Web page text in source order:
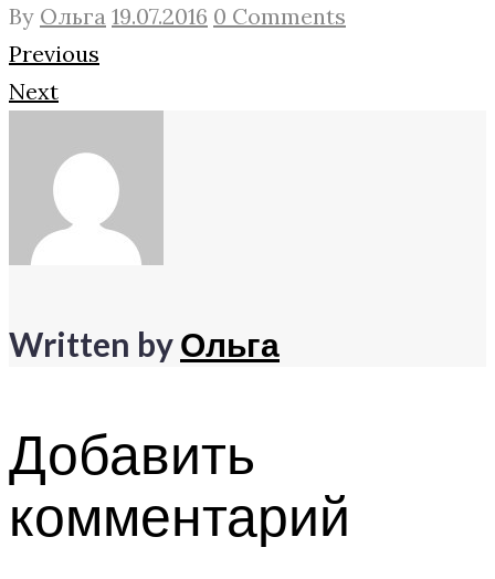
By Ольга 19.07.2016 0 Comments
Facebook
Twitter
Google+
Навигация
по
записям
Previous
Next
Written byОльга
Добавить
комментарий